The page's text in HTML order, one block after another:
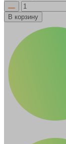
В корзину